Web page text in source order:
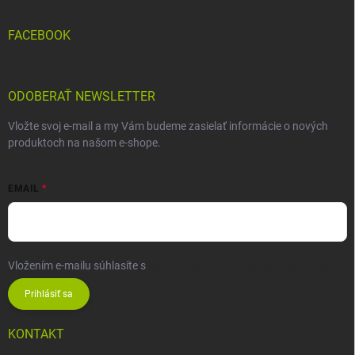
FACEBOOK
ODOBERAŤ NEWSLETTER
Vložte svoj e-mail a my Vám budeme zasielať informácie o nových
produktoch na našom e-shope.
EMAIL
Vložením e-mailu súhlasíte s
Prihlásiť sa
KONTAKT